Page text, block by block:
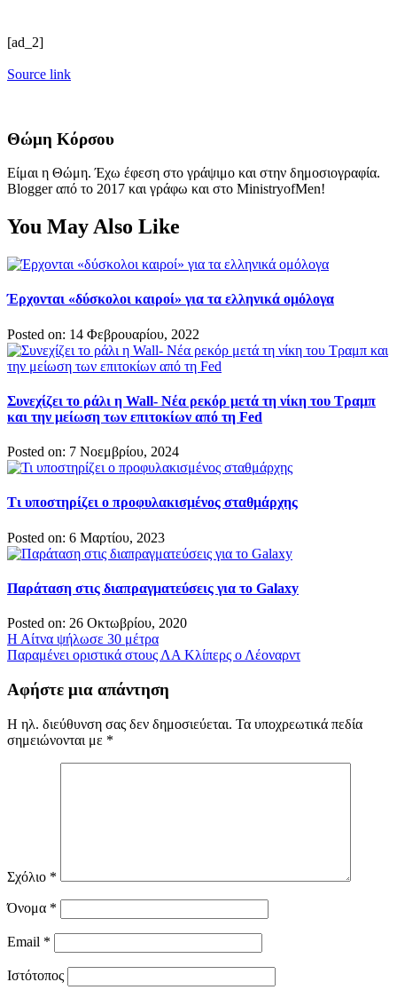
[ad_2]
Source link
Θώμη Κόρσου
Είμαι η Θώμη. Έχω έφεση στο γράψιμο και στην δημοσιογραφία.
Blogger από το 2017 και γράφω και στο MinistryofMen!
You May Also Like
Έρχονται «δύσκολοι καιροί» για τα ελληνικά ομόλογα
Posted on: 14 Φεβρουαρίου, 2022
Συνεχίζει το ράλι η Wall- Νέα ρεκόρ μετά τη νίκη του Τραμπ
και την μείωση των επιτοκίων από τη Fed
Posted on: 7 Νοεμβρίου, 2024
Τι υποστηρίζει ο προφυλακισμένος σταθμάρχης
Posted on: 6 Μαρτίου, 2023
Παράταση στις διαπραγματεύσεις για το Galaxy
Posted on: 26 Οκτωβρίου, 2020
Πλοήγηση
άρθρων
Η Αίτνα ψήλωσε 30 μέτρα
Παραμένει οριστικά στους ΛΑ Κλίπερς ο Λέοναρντ
Αφήστε μια απάντηση
Η ηλ. διεύθυνση σας δεν δημοσιεύεται. Τα υποχρεωτικά πεδία
σημειώνονται με *
Σχόλιο *
Όνομα *
Email *
Ιστότοπος